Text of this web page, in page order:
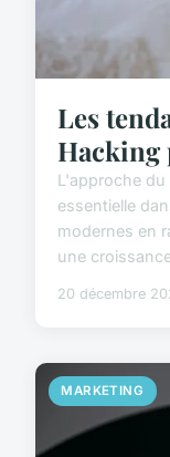
Les
Hacking
L'approche
essentielle
modernes en
une
20 décembre
MARKETING